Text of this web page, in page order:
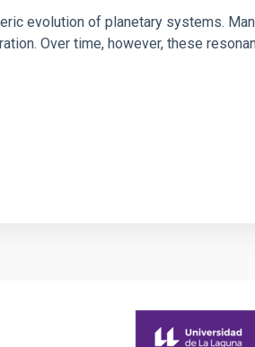
evolution of planetary systems.
Over time, however, these